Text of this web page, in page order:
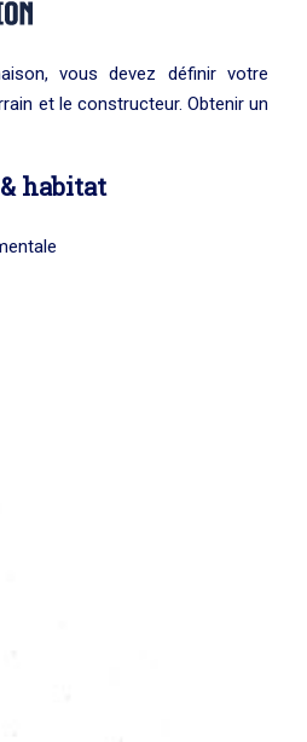
vous devez définir votre
et le constructeur. Obtenir un
habitat